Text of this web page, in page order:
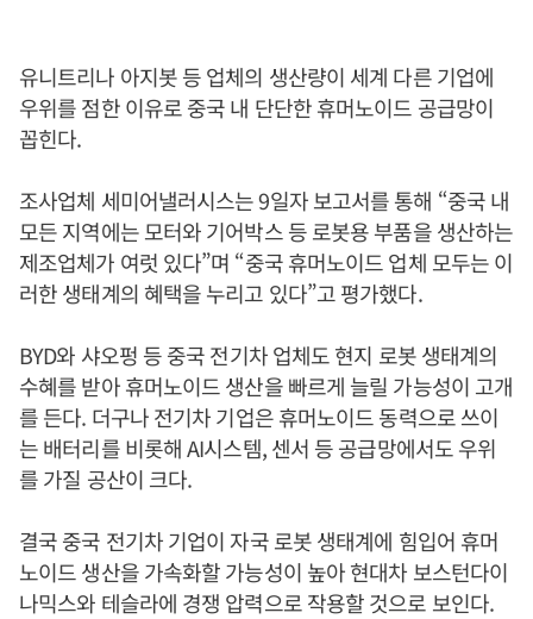
유니트리나 아지봇 등 업체의 생산량이 세계 다른 기업에
우위를 점한 이유로 중국 내 단단한 휴머노이드 공급망이
꼽힌다.
조사업체 세미어낼러시스는 9일자 보고서를 통해 “중국 내
모든 지역에는 모터와 기어박스 등 로봇용 부품을 생산하는
제조업체가 여럿 있다”며 “중국 휴머노이드 업체 모두는 이
러한 생태계의 혜택을 누리고 있다”고 평가했다.
BYD와 샤오펑 등 중국 전기차 업체도 현지 로봇 생태계의
수혜를 받아 휴머노이드 생산을 빠르게 늘릴 가능성이 고개
를 든다. 더구나 전기차 기업은 휴머노이드 동력으로 쓰이
는 배터리를 비롯해 AI시스템, 센서 등 공급망에서도 우위
를 가질 공산이 크다.
결국 중국 전기차 기업이 자국 로봇 생태계에 힘입어 휴머
노이드 생산을 가속화할 가능성이 높아 현대차 보스턴다이
나믹스와 테슬라에 경쟁 압력으로 작용할 것으로 보인다.